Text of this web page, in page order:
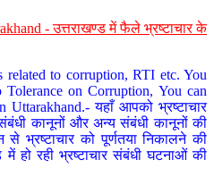
- उत्तराखण्ड में फैले भ्रष्टाचार के
to corruption, RTI etc. You
on Corruption, You can
यहाँ आपको भ्रष्टाचार
कानूनों और अन्य संबंधी कानूनों की
भ्रष्टाचार को पूर्णतया निकालने की
रही भ्रष्टाचार संबंधी घटनाओं की